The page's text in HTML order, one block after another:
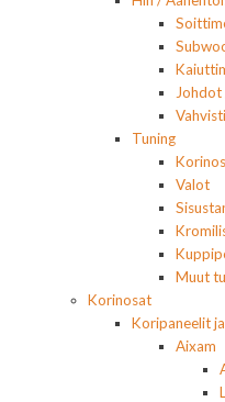
Tuning
Valot
Muut
Korinosat
Koripaneelit
Aixam